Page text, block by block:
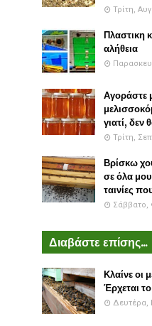
Τρίτη,
Πλαστικη
αλήθεια
Αγοράστε
γιατί, δεν
Τρίτη,
Βρίσκω
σε όλα μου
ταινίες
Σάββατο,
Διαβάστε επίσης...
Κλαίνε οι
Έρχεται
Δευτέρα,